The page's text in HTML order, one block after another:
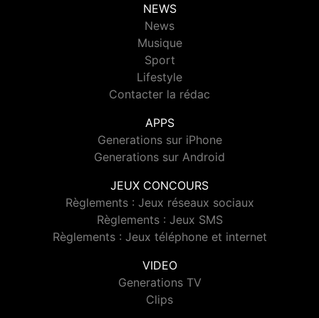
NEWS
News
Musique
Sport
Lifestyle
Contacter la rédac
APPS
Generations sur iPhone
Generations sur Android
JEUX CONCOURS
Règlements : Jeux réseaux sociaux
Règlements : Jeux SMS
Règlements : Jeux téléphone et internet
VIDEO
Generations TV
Clips